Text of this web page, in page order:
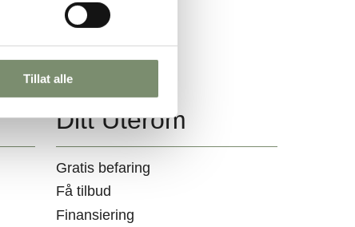
Tillat alle
Ditt Uterom
Gratis befaring
Få tilbud
Finansiering